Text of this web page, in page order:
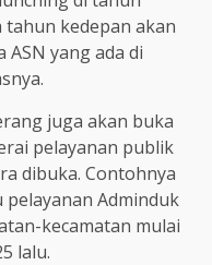
tahun kedepan akan
ASN yang ada di
juga akan buka
pelayanan publik
dibuka. Contohnya
Adminduk
kecamatan mulai
lalu.